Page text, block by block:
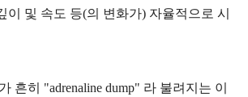
이 및 속도 등(의 변화가) 자율적으로 시
흔히 "adrenaline dump" 라 불려지는 이